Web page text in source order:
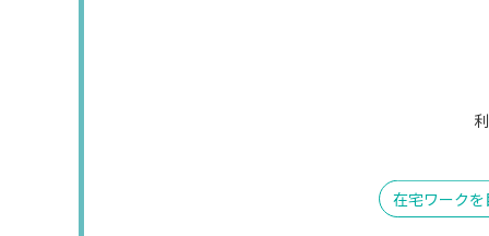
在宅ワーク